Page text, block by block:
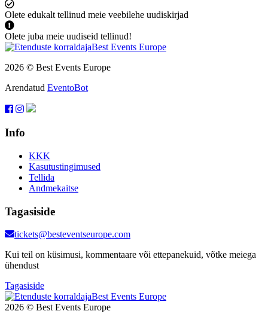
Olete edukalt tellinud meie veebilehe uudiskirjad
Olete juba meie uudiseid tellinud!
2026 © Best Events Europe
Arendatud EventoBot
Info
KKK
Kasutustingimused
Tellida
Andmekaitse
Tagasiside
tickets@besteventseurope.com
Kui teil on küsimusi, kommentaare või ettepanekuid, võtke meiega
ühendust
Tagasiside
2026 © Best Events Europe